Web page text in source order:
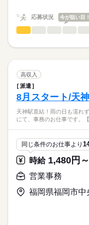
高収入
基本特徴
20代活躍
30代活躍
勤務先公開
WEB登録
残10未満
土日祝休
大手企業
産休・育休
禁煙・分煙
駅5分以
活かせるスキル
Word
Excel
わからないことは何で
コツコツ・モクモク作
交通費上限100,000円/
ん。
8：30～17：20 休憩1
休日・休暇 土曜 日
土日祝日、夏期休暇、
ダーに準ずる
仕事の仕方 ひとり
職場の様子 しず
業界
未経験歓迎！イチから
ん！
お仕事の特徴
未経験OK
新卒・第二
一般事務・
学校で習った事がある
スキルも身につけたい
ＣＡＤソフトによる電
製図及び工事資料等の
※ＣＡＤソフト：T-fas
教育体制が整っている
業界未経験の方も安心
応募資格
・CAD操作できる方歓
給与 時給
・時間給に関してスキ
・交通費規定に準ずる
応募状況 今が狙い目！
高収入
派遣
8月スタート/天
天神駅直結！雨の日も濡れ
にて、事務のお仕事です。
同じ条件のお仕事より
時給1,480円
営業事務
福岡県福岡市中